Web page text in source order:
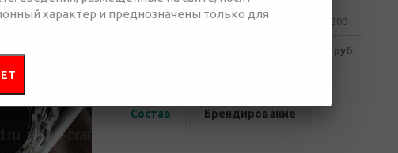
от 30 от 50 от 100 от 300
4 870 руб.
Состав Брендирование
характер и преднозначены только для